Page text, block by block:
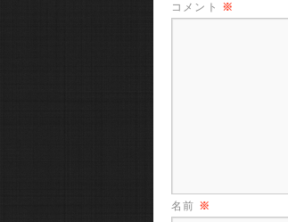
コメント ※
名前 ※